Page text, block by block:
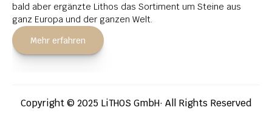
bald aber ergänzte Lithos das Sortiment um Steine aus
ganz Europa und der ganzen Welt.
Mehr erfahren
Copyright © 2025 LiTHOS GmbH· All Rights Reserved